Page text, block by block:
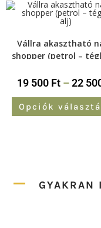
Vállra akasztható
shopper (petrol –
19 500 Ft–22
Opciók
GYAKRAN